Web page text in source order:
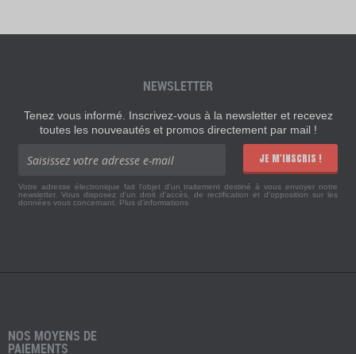
NEWSLETTER
Tenez vous informé. Inscrivez-vous à la newsletter et recevez
toutes les nouveautés et promos directement par mail !
JE M'INSCRIS !
Votre adresse électronique fait l'objet d'un traitement destiné à vous envoyer notre
newsletter. Vous disposez d'un droit d'accès, de rectification et d'opposition sur les
données vous concernant. Plus d'informations
NOS MOYENS DE
PAIEMENTS